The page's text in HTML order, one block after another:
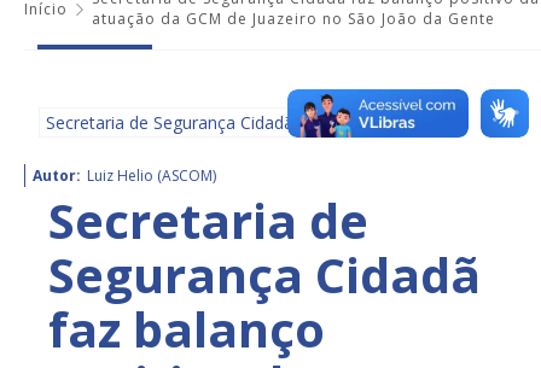
Início
atuação da GCM de Juazeiro no São João da Gente
Secretaria de Segurança Cidadã
Autor: Luiz Helio (ASCOM)
Secretaria de
Segurança Cidadã
faz balanço